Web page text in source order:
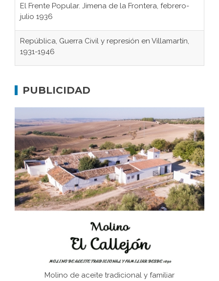
El Frente Popular. Jimena de la Frontera, febrero-
julio 1936
República, Guerra Civil y represión en Villamartín,
1931-1946
concentración nazis
Bornos
El Frente Popular. Ubrique, febrero-julio 1936
Juntar las letras. La alfabetización en el campo: del
afán de saber a la autogestión
Historia y vivencias del poblado de Los Hurones
PUBLICIDAD
Molino de aceite tradicional y familiar